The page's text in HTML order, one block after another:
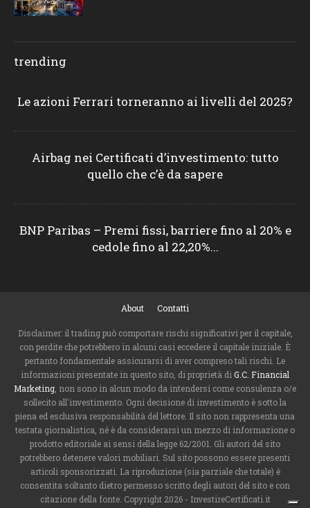
trending
Le azioni Ferrari torneranno ai livelli del 2025?
Airbag nei Certificati d’investimento: tutto
quello che c’è da sapere
BNP Paribas – Premi fissi, barriere fino al 20% e
cedole fino al 22,20%...
About Contatti
Disclaimer: il trading può comportare rischi significativi per il capitale,
con perdite che potrebbero in alcuni casi eccedere il capitale iniziale. È
pertanto fondamentale assicurarsi di aver compreso tali rischi. Le
informazioni presentate in questo sito, di proprietà diG.C. Financial
Marketing, non sono in alcun modo da intendersi come consulenza o/e
sollecito all'investimento. Ogni decisione di investimento è sotto la
piena ed esclusiva responsabilità del lettore. Il sito non rappresenta una
testata giornalistica, né è da considerarsi un mezzo di informazione o
prodotto editoriale ai sensi della legge 62/2001. Gli autori del sito
potrebbero detenere valori mobiliari. Sul sito possono essere presenti
articoli sponsorizzati. La riproduzione (sia parziale che totale) è
consentita soltanto dietro permesso scritto degli autori del sito e con
citazione della fonte. Copyright 2026 - InvestireCertificati.it